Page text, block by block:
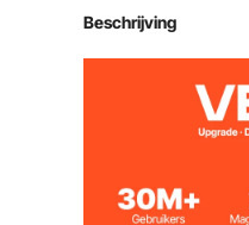
Kettinglengte
Kettingdiameter
Beschrijving